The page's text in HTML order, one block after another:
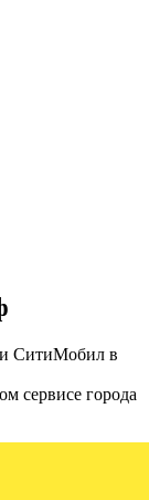
СитиМобил в
сервисе города